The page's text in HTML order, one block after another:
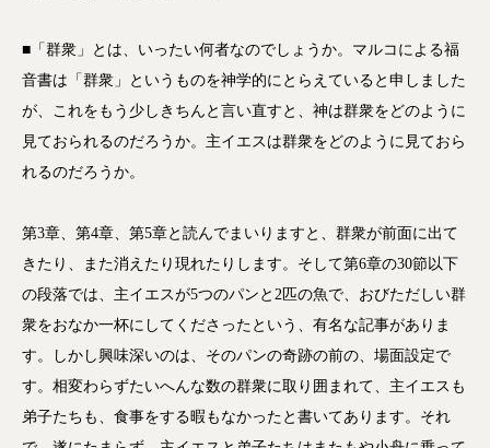
■「群衆」とは、いったい何者なのでしょうか。マルコによる福
音書は「群衆」というものを神学的にとらえていると申しました
が、これをもう少しきちんと言い直すと、神は群衆をどのように
見ておられるのだろうか。主イエスは群衆をどのように見ておら
れるのだろうか。
第3章、第4章、第5章と読んでまいりますと、群衆が前面に出て
きたり、また消えたり現れたりします。そして第6章の30節以下
の段落では、主イエスが5つのパンと2匹の魚で、おびただしい群
衆をおなか一杯にしてくださったという、有名な記事がありま
す。しかし興味深いのは、そのパンの奇跡の前の、場面設定で
す。相変わらずたいへんな数の群衆に取り囲まれて、主イエスも
弟子たちも、食事をする暇もなかったと書いてあります。それ